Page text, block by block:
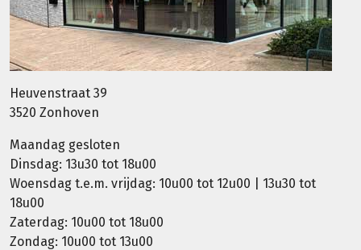
Heuvenstraat 39
3520 Zonhoven
Maandag gesloten
Dinsdag: 13u30 tot 18u00
Woensdag t.e.m. vrijdag: 10u00 tot 12u00 | 13u30 tot
18u00
Zaterdag: 10u00 tot 18u00
Zondag: 10u00 tot 13u00